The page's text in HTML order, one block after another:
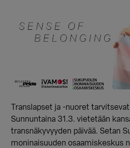
Translapset ja -nuoret
Sunnuntaina 31.3. vietetään
transnäkyvyyden päivää. Setan
moninaisuuden osaamiskeskus